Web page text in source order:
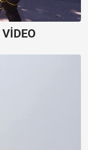
VİDEO